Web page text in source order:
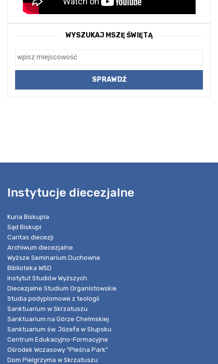
WYSZUKAJ MSZĘ ŚWIĘTĄ
Instytucje diecezjalne
Kuria Biskupia
Sąd Biskupi
Caritas diecezji
Archiwum diecezjalne
Wyższe Seminarium Duchowne
Biblioteka WSD
Instytut Studiów Wyższych
Diecezjalne Studium Organistowskie
Studia podyplomowe z teologii
Sanktuarium w Skrzatuszu
Sanktuarium na Górze Chełmskiej
Sanktuarium św. Józefa w Słupsku
Centrum Edukacyjno-Formacyjne
Ośrodek Wczasowy "Pleśna Park"
Dom Pielgrzyma w Skrzatuszu